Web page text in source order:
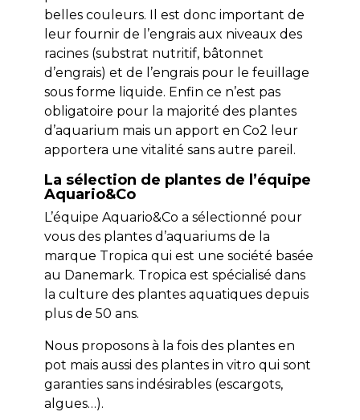
belles couleurs. Il est donc important de
leur fournir de l’engrais aux niveaux des
racines (substrat nutritif, bâtonnet
d’engrais) et de l’engrais pour le feuillage
sous forme liquide. Enfin ce n’est pas
obligatoire pour la majorité des plantes
d’aquarium mais un apport en Co2 leur
apportera une vitalité sans autre pareil.
La sélection de plantes de l’équipe
Aquario&Co
L’équipe Aquario&Co a sélectionné pour
vous des plantes d’aquariums de la
marque Tropica qui est une société basée
au Danemark. Tropica est spécialisé dans
la culture des plantes aquatiques depuis
plus de 50 ans.
Nous proposons à la fois des plantes en
pot mais aussi des plantes in vitro qui sont
garanties sans indésirables (escargots,
algues…).